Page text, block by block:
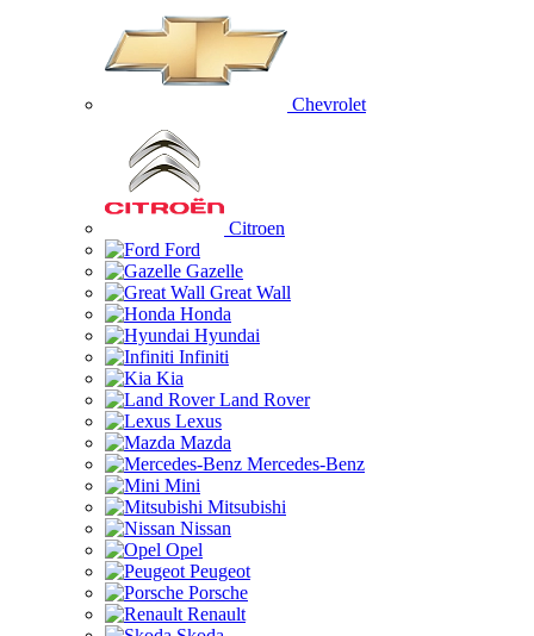
Chevrolet
Citroen
Ford
Gazelle
Great Wall
Honda
Hyundai
Infiniti
Kia
Land Rover
Lexus
Mazda
Mercedes-Benz
Mini
Mitsubishi
Nissan
Opel
Peugeot
Porsche
Renault